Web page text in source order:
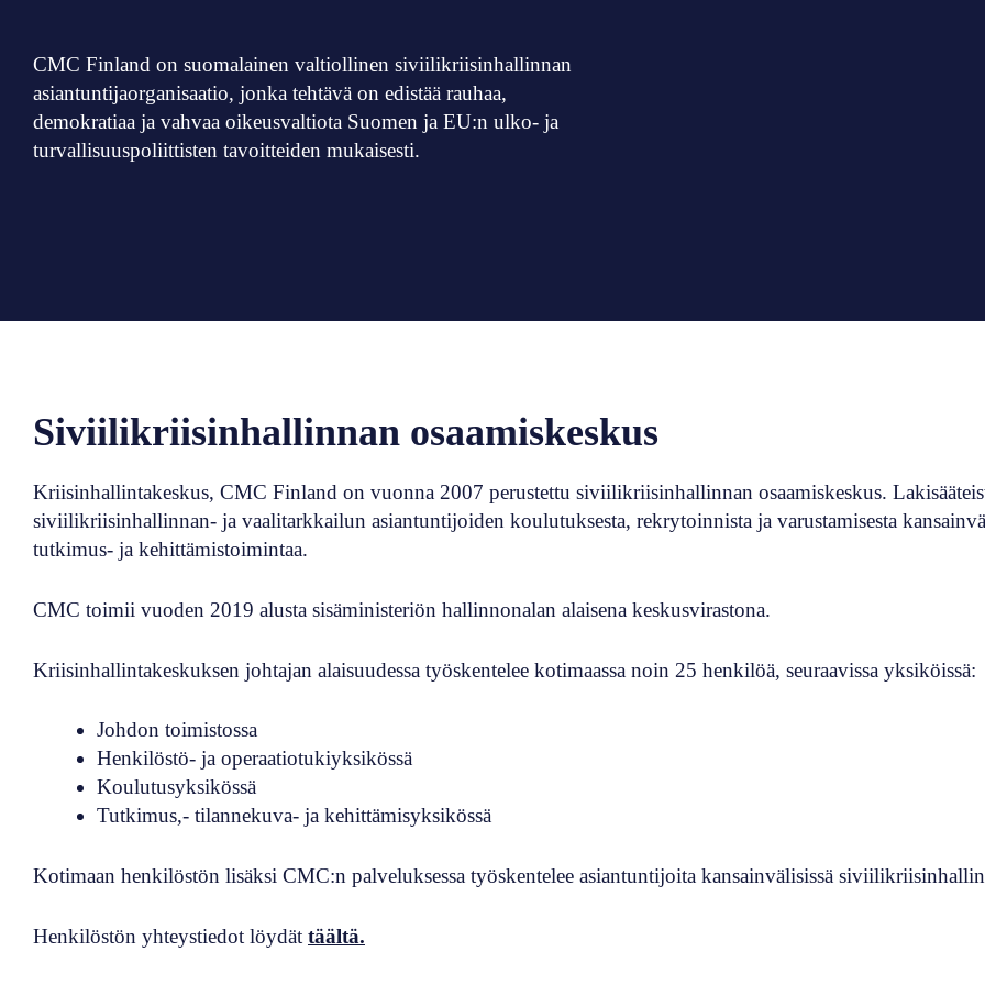
CMC Finland on suomalainen valtiollinen siviilikriisinhallinnan
asiantuntijaorganisaatio, jonka tehtävä on edistää rauhaa,
demokratiaa ja vahvaa oikeusvaltiota Suomen ja EU:n ulko- ja
turvallisuuspoliittisten tavoitteiden mukaisesti.
Siviilikriisinhallinnan osaamiskeskus
Kriisinhallintakeskus, CMC Finland on vuonna 2007 perustettu siviilikriisinhallinnan osaamiskeskus.
siviilikriisinhallinnan- ja vaalitarkkailun asiantuntijoiden koulutuksesta, rekrytoinnista ja varustamisesta
tutkimus- ja kehittämistoimintaa.
CMC toimii vuoden 2019 alusta sisäministeriön hallinnonalan alaisena keskusvirastona.
Kriisinhallintakeskuksen johtajan alaisuudessa työskentelee kotimaassa noin 25 henkilöä, seuraavissa yksiköissä:
Johdon toimistossa
Henkilöstö- ja operaatiotukiyksikössä
Koulutusyksikössä
Tutkimus,- tilannekuva- ja kehittämisyksikössä
Kotimaan henkilöstön lisäksi CMC:n palveluksessa työskentelee asiantuntijoita kansainvälisissä
Henkilöstön yhteystiedot löydät täältä.